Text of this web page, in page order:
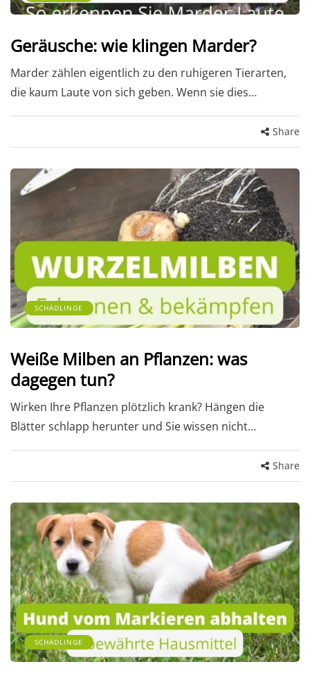
Geräusche: wie klingen Marder?
Marder zählen eigentlich zu den ruhigeren Tierarten,
die kaum Laute von sich geben. Wenn sie dies…
Share
SCHÄDLINGE
Weiße Milben an Pflanzen: was
dagegen tun?
Wirken Ihre Pflanzen plötzlich krank? Hängen die
Blätter schlapp herunter und Sie wissen nicht…
Share
SCHÄDLINGE